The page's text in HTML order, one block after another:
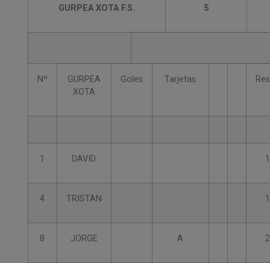
GURPEA XOTA F.S. 5
Nº
GURPEA
XOTA
Goles Tarjetas
1 DAVID
4 TRISTAN
8 JORGE A